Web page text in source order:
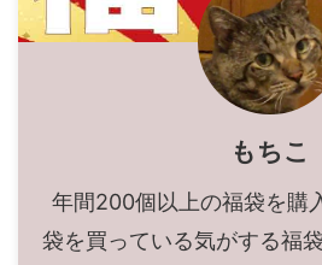
もちこ
年間200個以上の福袋を購
袋を買っている気がする福